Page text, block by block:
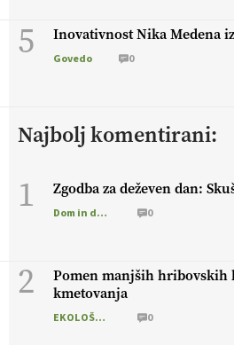
5 Inovativnost Nika Medena
Govedo 0
Najbolj komentirani:
1 Zgodba za deževen dan:
Dom in družina 0
2
Pomen manjših hribovskih
kmetovanja
EKOLOŠKO LOGIČNO 0